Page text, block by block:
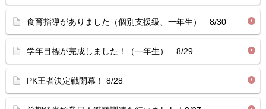
食育指導がありました（個別支援級、一年生） 8/30
学年目標が完成しました！（一年生） 8/29
PK王者決定戦開幕！ 8/28